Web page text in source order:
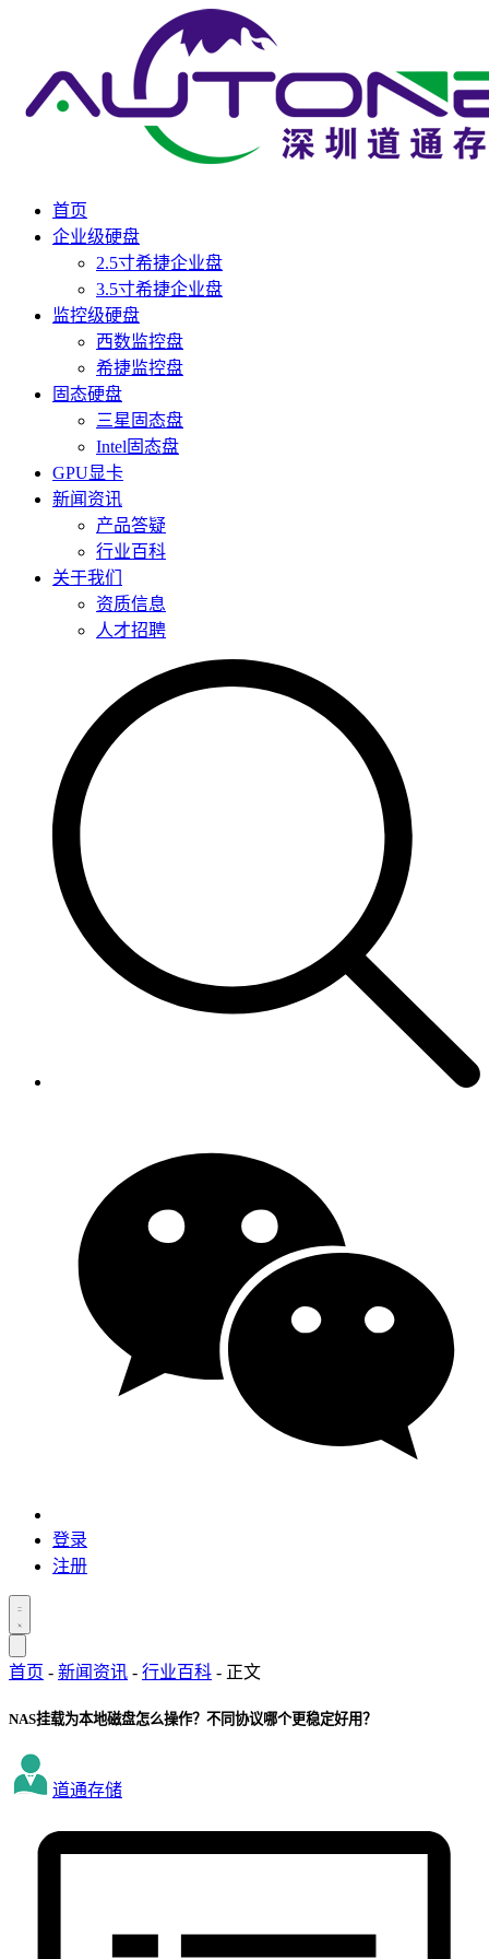
首页
企业级硬盘
2.5寸希捷企业盘
3.5寸希捷企业盘
监控级硬盘
西数监控盘
希捷监控盘
固态硬盘
三星固态盘
Intel固态盘
GPU显卡
新闻资讯
产品答疑
行业百科
关于我们
资质信息
人才招聘
登录
注册
首页 - 新闻资讯 - 行业百科 - 正文
NAS挂载为本地磁盘怎么操作？不同协议哪个更稳定好用？
道通存储